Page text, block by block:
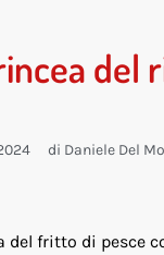
del
di Daniele Del
del fritto di pesce